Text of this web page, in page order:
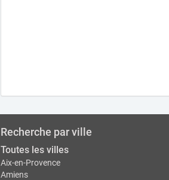
Recherche par ville
Toutes les villes
Aix-en-Provence
Amiens